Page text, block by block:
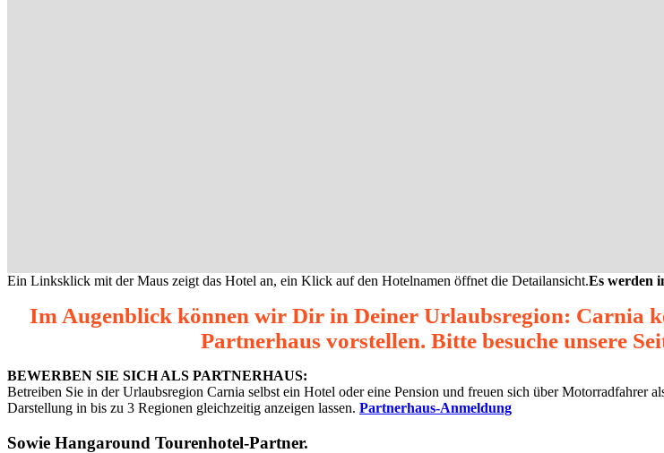
Ein Linksklick mit der Maus zeigt das Hotel an, ein Klick auf den Hotelnamen öffnet die Detailansicht.Es werden
Im Augenblick können wir Dir in Deiner Urlaubsregion: Carnia
Partnerhaus vorstellen. Bitte besuche unsere
BEWERBEN SIE SICH ALS PARTNERHAUS:
Betreiben Sie in der Urlaubsregion Carnia selbst ein Hotel oder eine Pension und freuen sich über Motorradfahrer
Darstellung in bis zu 3 Regionen gleichzeitig anzeigen lassen. Partnerhaus-Anmeldung
Sowie Hangaround Tourenhotel-Partner.